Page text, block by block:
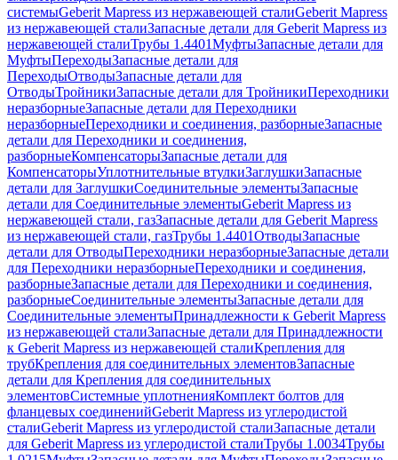
системыGeberit Mapress из нержавеющей сталиGeberit Mapress
из нержавеющей сталиЗапасные детали для Geberit Mapress из
нержавеющей сталиТрубы 1.4401МуфтыЗапасные детали для
МуфтыПереходыЗапасные детали для
ПереходыОтводыЗапасные детали для
ОтводыТройникиЗапасные детали для ТройникиПереходники
неразборныеЗапасные детали для Переходники
неразборныеПереходники и соединения, разборныеЗапасные
детали для Переходники и соединения,
разборныеКомпенсаторыЗапасные детали для
КомпенсаторыУплотнительные втулкиЗаглушкиЗапасные
детали для ЗаглушкиСоединительные элементыЗапасные
детали для Соединительные элементыGeberit Mapress из
нержавеющей стали, газЗапасные детали для Geberit Mapress
из нержавеющей стали, газТрубы 1.4401ОтводыЗапасные
детали для ОтводыПереходники неразборныеЗапасные детали
для Переходники неразборныеПереходники и соединения,
разборныеЗапасные детали для Переходники и соединения,
разборныеСоединительные элементыЗапасные детали для
Соединительные элементыПринадлежности к Geberit Mapress
из нержавеющей сталиЗапасные детали для Принадлежности
к Geberit Mapress из нержавеющей сталиКрепления для
трубКрепления для соединительных элементовЗапасные
детали для Крепления для соединительных
элементовСистемные уплотненияКомплект болтов для
фланцевых соединенийGeberit Mapress из углеродистой
сталиGeberit Mapress из углеродистой сталиЗапасные детали
для Geberit Mapress из углеродистой сталиТрубы 1.0034Трубы